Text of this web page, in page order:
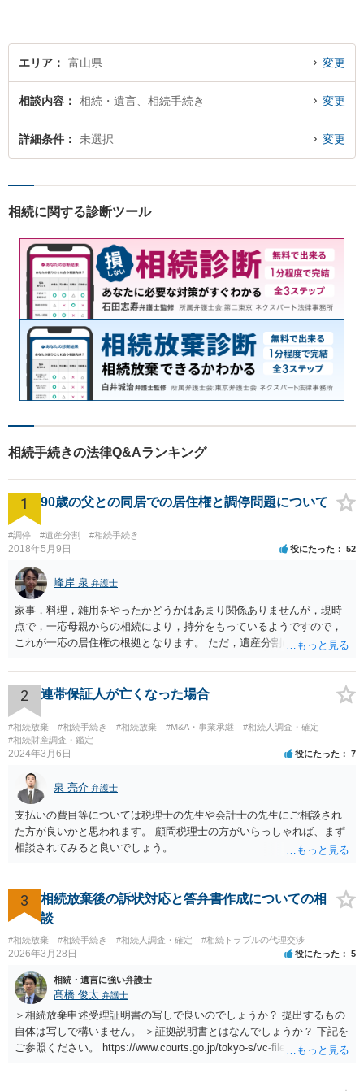
ています。
エリア
富山県 変更
相談内容 相続・遺言、相続手続き 変更
詳細条件 未選択 変更
相続に関する診断ツール
相続手続きの法律Q&Aランキング
1 90歳の父との同居での居住権と調停問題について
#調停 #遺産分割 #相続手続き
2018年5月9日 役にたった 52
峰岸 泉 弁護士
家事，料理，雑用をやったかどうかはあまり関係ありませんが，現時
点で，一応母親からの相続により，持分をもっているようですので，
これが一応の居住権の根拠となります。 ただ，遺産分割により，母の
2 連帯保証人が亡くなった場合
#相続放棄 #相続手続き #相続放棄 #M&A・事業承継
#相続人調査・確定
#相続財産調査・鑑定
2024年3月6日 役にたった 7
泉 亮介 弁護士
支払いの費目等については税理士の先生や会計士の先生にご相談され
た方が良いかと思われます。 顧問税理士の方がいらっしゃれば、まず
相談されてみると良いでしょう。
3
相続放棄後の訴状対応と答弁書作成についての相
談
#相続放棄 #相続手続き #相続人調査・確定 #相続トラブルの代理交渉
2026年3月28日 役にたった 5
相続・遺言に強い弁護士
髙橋 俊太 弁護士
＞相続放棄申述受理証明書の写しで良いのでしょうか？ 提出するもの
自体は写しで構いません。 ＞証拠説明書とはなんでしょうか？ 下記を
ご参照ください。 https://www.courts.go.jp/tokyo-s/vc-files/tokyo-s/file/